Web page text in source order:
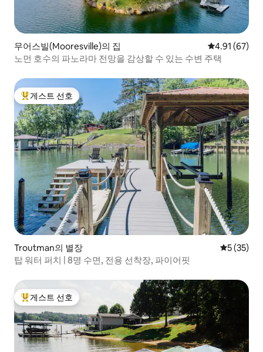
무어스빌(Mooresville)의 집 평점 4.91점
4.91 (67)
노먼 호수의 파노라마 전망을 감상할 수 있는 수변 주택
상위 게스트 선호
게스트 선호
Troutman의 별장 평점 5점
5 (35)
탑 워터 퍼치 | 8명 수면, 전용 선착장, 파이어핏
상위 게스트 선호
게스트 선호